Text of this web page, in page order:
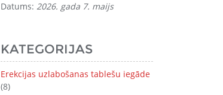
Datums: 2026. gada 7. maijs
KATEGORIJAS
Erekcijas uzlabošanas tablešu iegāde
(8)